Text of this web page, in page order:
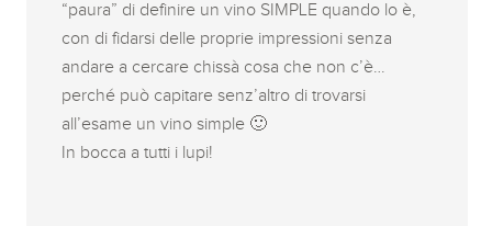
“paura” di definire un vino SIMPLE quando lo è,
con di fidarsi delle proprie impressioni senza
andare a cercare chissà cosa che non c’è…
perché può capitare senz’altro di trovarsi
all’esame un vino simple 🙂
In bocca a tutti i lupi!